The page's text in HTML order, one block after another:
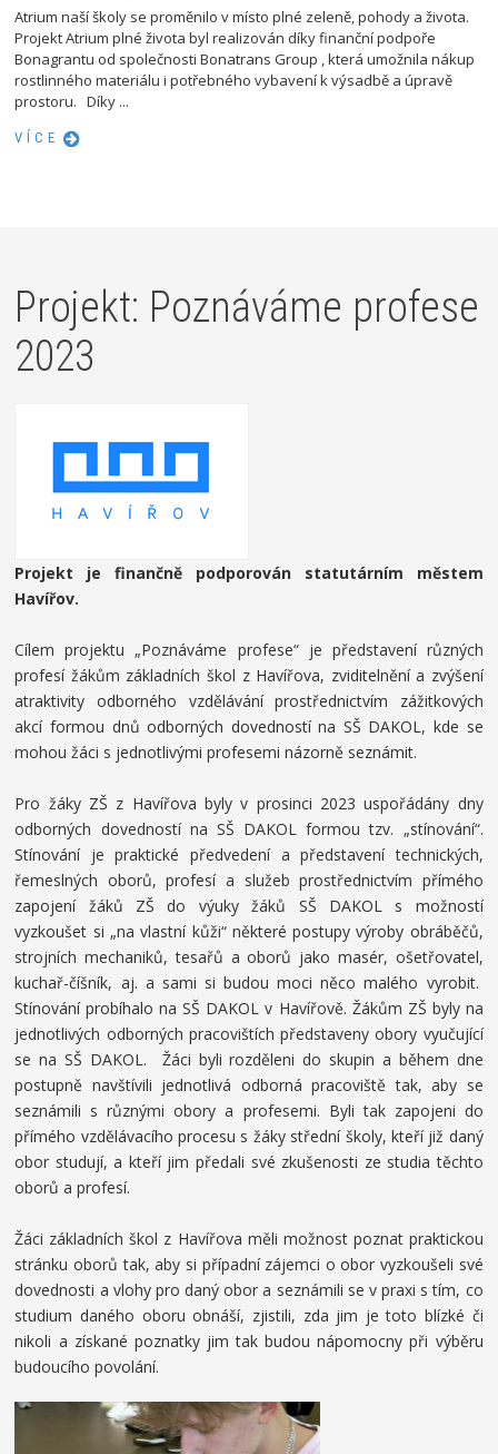
Atrium naší školy se proměnilo v místo plné zeleně, pohody a života.
Projekt Atrium plné života byl realizován díky finanční podpoře
Bonagrantu od společnosti Bonatrans Group , která umožnila nákup
rostlinného materiálu i potřebného vybavení k výsadbě a úpravě
prostoru. Díky ...
VÍCE
Projekt: Poznáváme profese
2023
Projekt je finančně podporován statutárním městem
Havířov.
Cílem projektu „Poznáváme profese“ je představení různých
profesí žákům základních škol z Havířova, zviditelnění a zvýšení
atraktivity odborného vzdělávání prostřednictvím zážitkových
akcí formou dnů odborných dovedností na SŠ DAKOL, kde se
mohou žáci s jednotlivými profesemi názorně seznámit.
Pro žáky ZŠ z Havířova byly v prosinci 2023 uspořádány dny
odborných dovedností na SŠ DAKOL formou tzv. „stínování“.
Stínování je praktické předvedení a představení technických,
řemeslných oborů, profesí a služeb prostřednictvím přímého
zapojení žáků ZŠ do výuky žáků SŠ DAKOL s možností
vyzkoušet si „na vlastní kůži“ některé postupy výroby obráběčů,
strojních mechaniků, tesařů a oborů jako masér, ošetřovatel,
kuchař-číšník, aj. a sami si budou moci něco malého vyrobit.
Stínování probíhalo na SŠ DAKOL v Havířově. Žákům ZŠ byly na
jednotlivých odborných pracovištích představeny obory vyučující
se na SŠ DAKOL. Žáci byli rozděleni do skupin a během dne
postupně navštívili jednotlivá odborná pracoviště tak, aby se
seznámili s různými obory a profesemi. Byli tak zapojeni do
přímého vzdělávacího procesu s žáky střední školy, kteří již daný
obor studují, a kteří jim předali své zkušenosti ze studia těchto
oborů a profesí.
Žáci základních škol z Havířova měli možnost poznat praktickou
stránku oborů tak, aby si případní zájemci o obor vyzkoušeli své
dovednosti a vlohy pro daný obor a seznámili se v praxi s tím, co
studium daného oboru obnáší, zjistili, zda jim je toto blízké či
nikoli a získané poznatky jim tak budou nápomocny při výběru
budoucího povolání.